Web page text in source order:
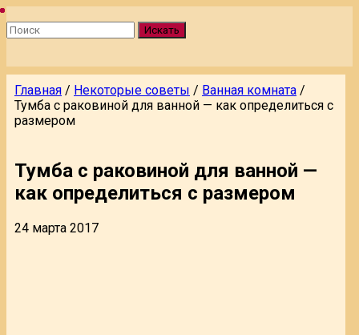
Искать
Главная / Некоторые советы / Ванная комната /
Тумба с раковиной для ванной — как определиться с
размером
Тумба с раковиной для ванной —
как определиться с размером
24 марта 2017